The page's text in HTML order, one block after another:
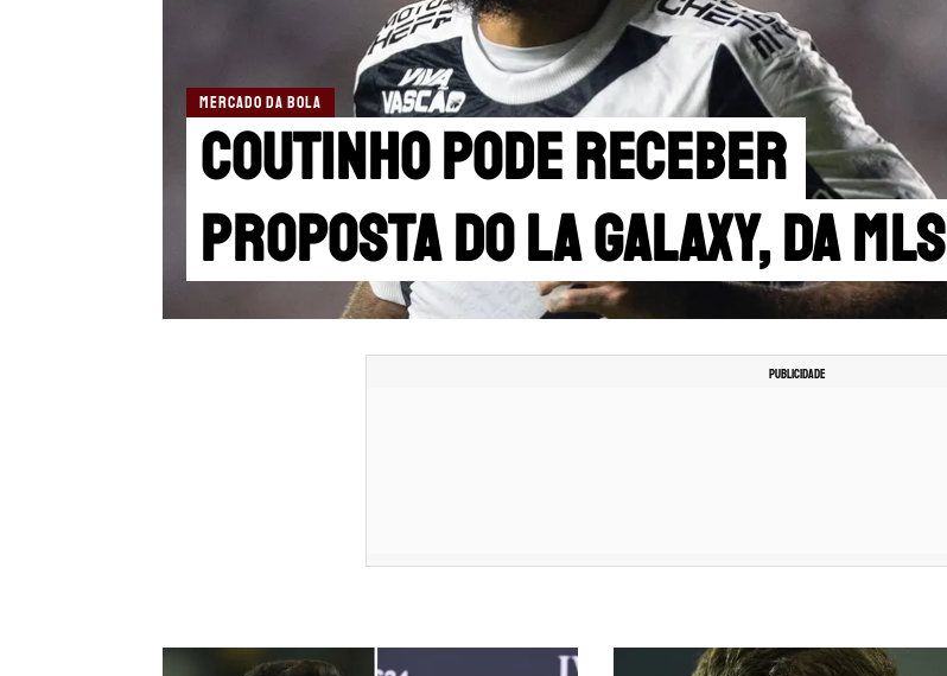
MERCADO DA BOLA
Coutinho pode receber
proposta do LA Galaxy, da MLS